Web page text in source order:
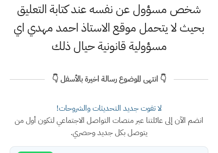
شخص مسؤول عن نفسه عند كتابة التعليق
بحيث لا يتحمل موقع الاستاذ احمد مهدي اي
مسؤولية قانونية حيال ذلك
👇 انتهى الموضوع رسالة اخيرة بالأسفل 👇
لا تفوت جديد التحديثات والشروحات!
انضم الآن إلى عائلتنا عبر منصات التواصل الاجتماعي لتكون أول من
يتوصل بكل جديد وحصري.